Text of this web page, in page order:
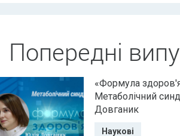
Попередні
«Формула
Метаболічний
Довганик
Наукові